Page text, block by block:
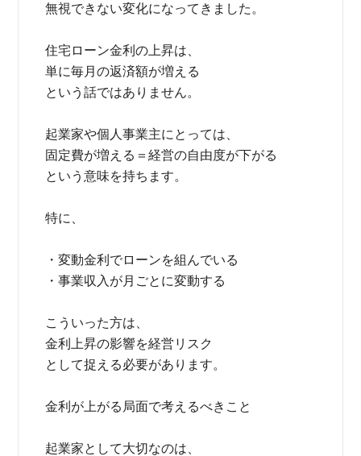
無視できない変化になってきました。
住宅ローン金利の上昇は、
単に毎月の返済額が増える
という話ではありません。
起業家や個人事業主にとっては、
固定費が増える＝経営の自由度が下がる
という意味を持ちます。
特に、
・変動金利でローンを組んでいる
・事業収入が月ごとに変動する
こういった方は、
金利上昇の影響を経営リスク
として捉える必要があります。
金利が上がる局面で考えるべきこと
起業家として大切なのは、